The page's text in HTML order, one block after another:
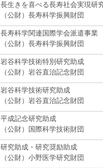
長生きを喜べる長寿社会実現研
（公財）長寿科学振興財団
長寿科学関連国際学会派遣事業
（公財）長寿科学振興財団
岩谷科学技術特別研究助成
（公財）岩谷直治記念財団
岩谷科学技術研究助成
（公財）岩谷直治記念財団
平成記念研究助成
（公財）国際科学技術財団
研究助成・研究奨励助成
（公財）小野医学研究財団